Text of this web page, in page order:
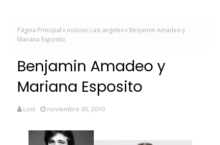
Página Principal noticias casi angeles
Benjamin Amadeo y
Mariana Esposito
Benjamin Amadeo y
Mariana Esposito
Lost noviembre 30, 2010